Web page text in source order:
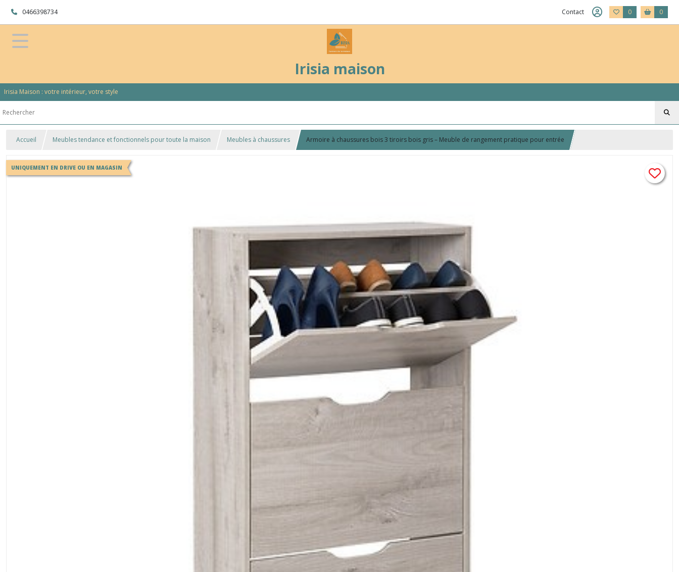
0466398734 Contact 0 0
Irisia maison
Irisia Maison : votre intérieur, votre style
Accueil Meubles tendance et fonctionnels pour toute la maison Meubles à chaussures Armoire à chaussures bois 3 tiroirs bois gris – Meuble de rangement pratique pour entrée
UNIQUEMENT EN DRIVE OU EN MAGASIN